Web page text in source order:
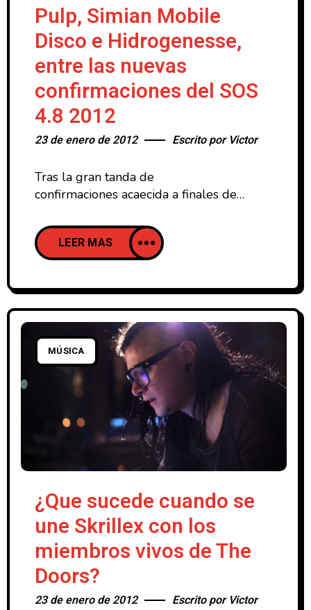
Pulp, Simian Mobile
Disco e Hidrogenesse,
entre las nuevas
confirmaciones del SOS
4.8 2012
23 de enero de 2012 Escrito por Victor
Tras la gran tanda de
confirmaciones acaecida a finales de
del SOS 4.8 ha anunciado a través de su
perfil en facebook nuevos grupos (ya que
en esta ocasión solo se han confirmado
formarán parte del festival que tendrá
lugar en Murcia los días
LEER MAS
MÚSICA
¿Que sucede cuando se
une Skrillex con los
miembros vivos de The
Doors?
23 de enero de 2012 Escrito por Victor